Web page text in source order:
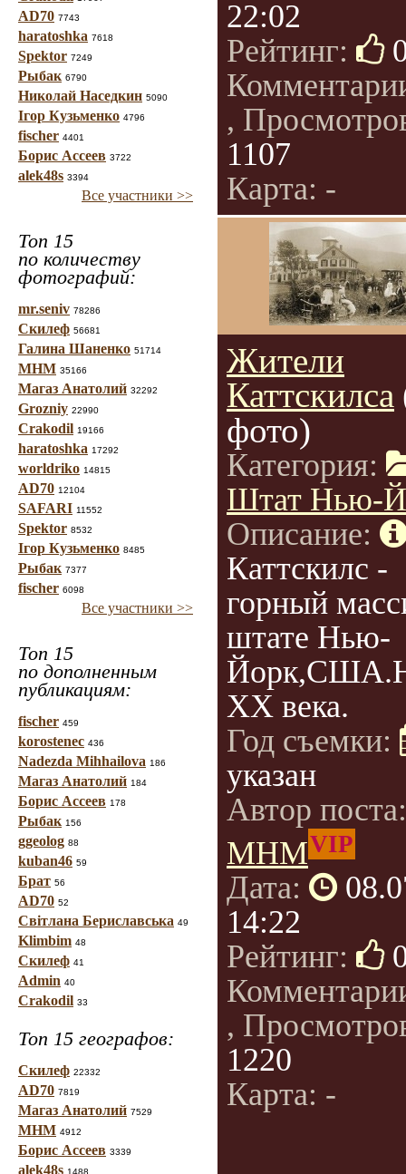
AD70 7743
haratoshka 7618
Spektor 7249
Рыбак 6790
Николай Наседкин 5090
Ігор Кузьменко 4796
fischer 4401
Борис Ассеев 3722
alek48s 3394
Все участники >>
Топ 15
по количеству
фотографий:
mr.seniv 78286
Скилеф 56681
Галина Шаненко 51714
МНМ 35166
Магаз Анатолий 32292
Grozniy 22990
Crakodil 19166
haratoshka 17292
worldriko 14815
AD70 12104
SAFARI 11552
Spektor 8532
Ігор Кузьменко 8485
Рыбак 7377
fischer 6098
Все участники >>
Топ 15
по дополненным
публикациям:
fischer 459
korostenec 436
Nadezda Mihhailova 186
Магаз Анатолий 184
Борис Ассеев 178
Рыбак 156
ggeolog 88
kuban46 59
Брат 56
AD70 52
Світлана Бериславська 49
Klimbim 48
Скилеф 41
Admin 40
Crakodil 33
Топ 15 географов:
Скилеф 22332
AD70 7819
Магаз Анатолий 7529
МНМ 4912
Борис Ассеев 3339
alek48s 1488
22:02
Рейтинг:
,
1107
Карта: -
Жители
Каттскилса
фото)
Категория:
Штат Нью-
Описание:
Каттскилс -
горный
штате Нью-
ХХ века.
Год съемки:
указан
Автор
МНМVIP
Дата:
14:22
Рейтинг:
,
1220
Карта: -